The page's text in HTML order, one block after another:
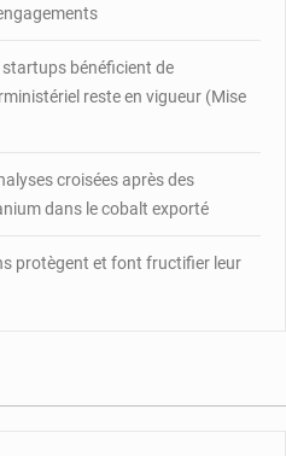
startups bénéficient de
reste en vigueur (Mise
croisées après des
dans le cobalt exporté
protègent et font fructifier leur